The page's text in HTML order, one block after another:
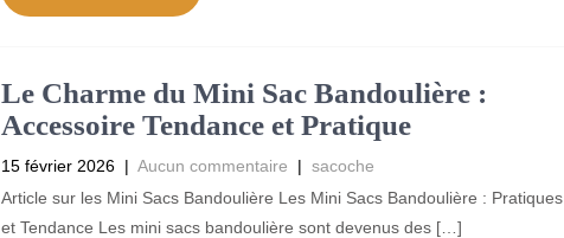
Le Charme du Mini Sac Bandoulière :
Accessoire Tendance et Pratique
15 février 2026 | Aucun commentaire | sacoche
Article sur les Mini Sacs Bandoulière Les Mini Sacs Bandoulière : Pratiques
et Tendance Les mini sacs bandoulière sont devenus des […]